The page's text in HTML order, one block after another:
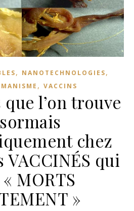
, NANOTECHNOLOGIES,
, VACCINS
l’on trouve
chez
VACCINÉS qui
MORTS
»